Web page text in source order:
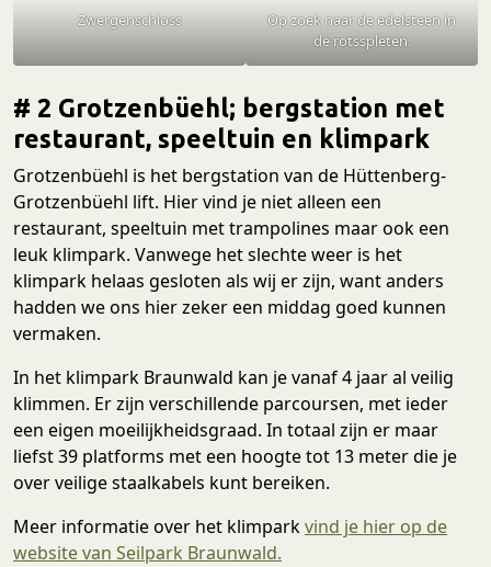
Zwergenschloss
Op zoek naar de edelsteen in
de rotsspleten.
# 2 Grotzenbüehl; bergstation met
restaurant, speeltuin en klimpark
Grotzenbüehl is het bergstation van de Hüttenberg-
Grotzenbüehl lift. Hier vind je niet alleen een
restaurant, speeltuin met trampolines maar ook een
leuk klimpark. Vanwege het slechte weer is het
klimpark helaas gesloten als wij er zijn, want anders
hadden we ons hier zeker een middag goed kunnen
vermaken.
In het klimpark Braunwald kan je vanaf 4 jaar al veilig
klimmen. Er zijn verschillende parcoursen, met ieder
een eigen moeilijkheidsgraad. In totaal zijn er maar
liefst 39 platforms met een hoogte tot 13 meter die je
over veilige staalkabels kunt bereiken.
Meer informatie over het klimparkvind je hier op de
website van Seilpark Braunwald.